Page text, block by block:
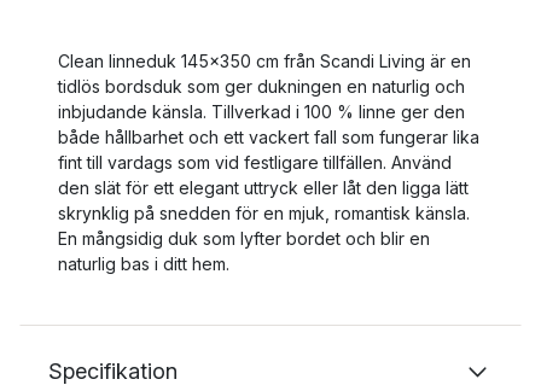
Clean linneduk 145x350 cm från Scandi Living är en
tidlös bordsduk som ger dukningen en naturlig och
inbjudande känsla. Tillverkad i 100 % linne ger den
både hållbarhet och ett vackert fall som fungerar lika
fint till vardags som vid festligare tillfällen. Använd
den slät för ett elegant uttryck eller låt den ligga lätt
skrynklig på snedden för en mjuk, romantisk känsla.
En mångsidig duk som lyfter bordet och blir en
naturlig bas i ditt hem.
Specifikation